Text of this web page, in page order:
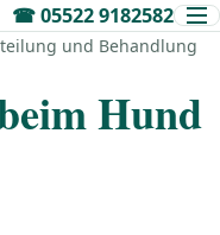
☎05522 9182582
und Behandlung
Hund